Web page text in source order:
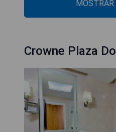
MOSTRAR
Crowne Plaza